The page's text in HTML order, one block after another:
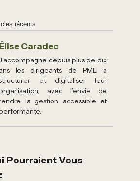
récents
Élise Caradec
J’accompagne depuis plus de dix
ans les dirigeants de PME à
et digitaliser leur
avec l’envie de
la gestion accessible et
Pourraient Vous